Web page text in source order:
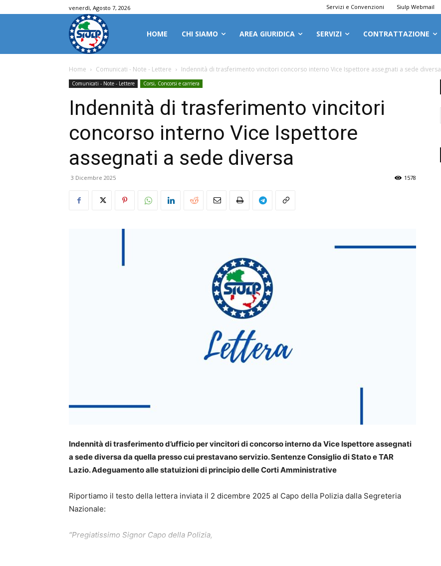
venerdì, Agosto 7, 2026 Servizi e Convenzioni Siulp Webmail
HOME CHI SIAMO AREA GIURIDICA SERVIZI CONTRATTAZIONE
Home Comunicati - Note - Lettere Indennità di trasferimento vincitori concorso interno Vice Ispettore assegnati a sede diversa
Comunicati - Note - Lettere Corsi, Concorsi e carriera
Indennità di trasferimento vincitori
concorso interno Vice Ispettore
assegnati a sede diversa
3 Dicembre 2025 1578
Indennità di trasferimento d’ufficio per vincitori di concorso interno da Vice Ispettore assegnati
a sede diversa da quella presso cui prestavano servizio. Sentenze Consiglio di Stato e TAR
Lazio. Adeguamento alle statuizioni di principio delle Corti Amministrative
Riportiamo il testo della lettera inviata il 2 dicembre 2025 al Capo della Polizia dalla Segreteria
Nazionale:
“Pregiatissimo Signor Capo della Polizia,